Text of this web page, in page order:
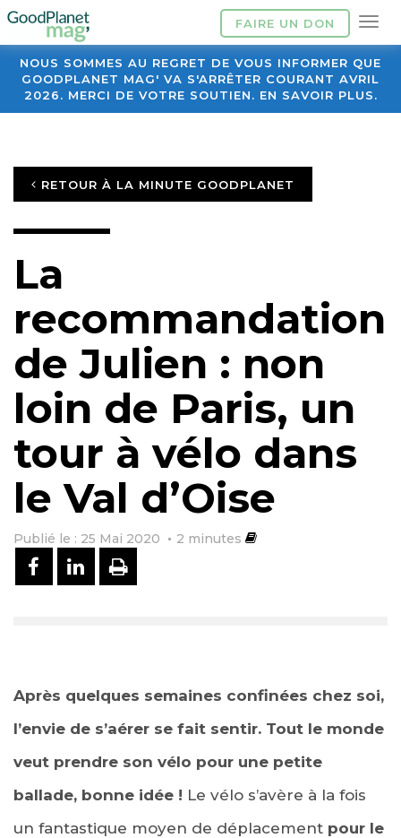
FAIRE UN DON
NOUS SOMMES AU REGRET DE VOUS INFORMER QUE
GOODPLANET MAG' VA S'ARRÊTER COURANT AVRIL
2026. MERCI DE VOTRE SOUTIEN. EN SAVOIR PLUS.
RETOUR À LA MINUTE GOODPLANET
La
recommandation
de Julien : non
loin de Paris, un
tour à vélo dans
le Val d’Oise
Publié le : 25 Mai 2020 2 minutes
PARTAGER SUR FACEBOOK
PARTAGER SUR LINKEDIN
IMPRIMER
Après quelques semaines confinées chez soi,
l’envie de s’aérer se fait sentir. Tout le monde
veut prendre son vélo pour une petite
ballade, bonne idée ! Le vélo s’avère à la fois
un fantastique moyen de déplacement pour le